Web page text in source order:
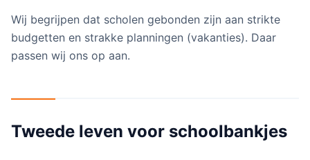
Wij begrijpen dat scholen gebonden zijn aan strikte
budgetten en strakke planningen (vakanties). Daar
passen wij ons op aan.
Tweede leven voor schoolbankjes